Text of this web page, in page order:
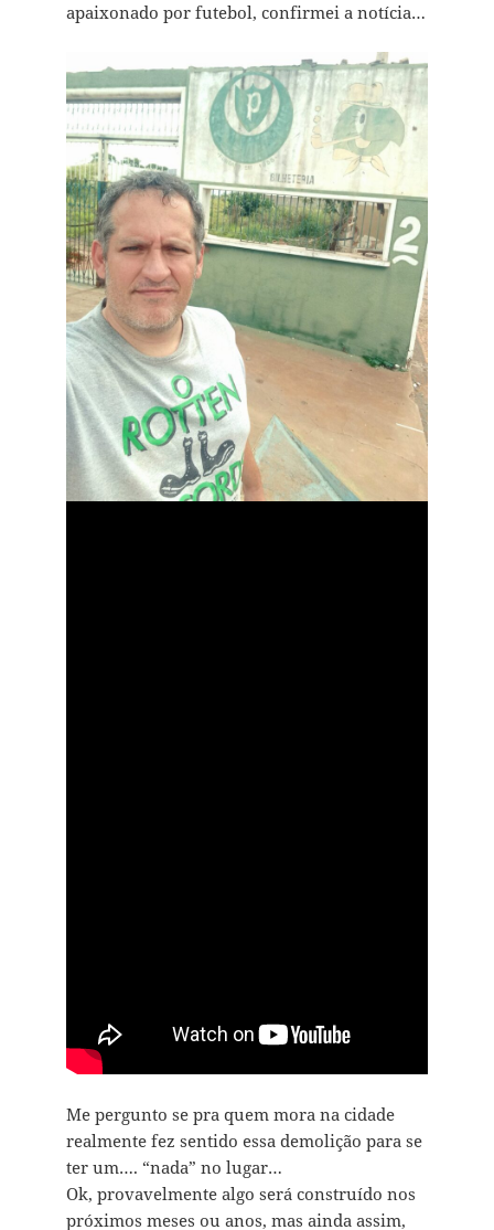
apaixonado por futebol, confirmei a notícia…
Me pergunto se pra quem mora na cidade
realmente fez sentido essa demolição para se
ter um…. “nada” no lugar…
Ok, provavelmente algo será construído nos
próximos meses ou anos, mas ainda assim,